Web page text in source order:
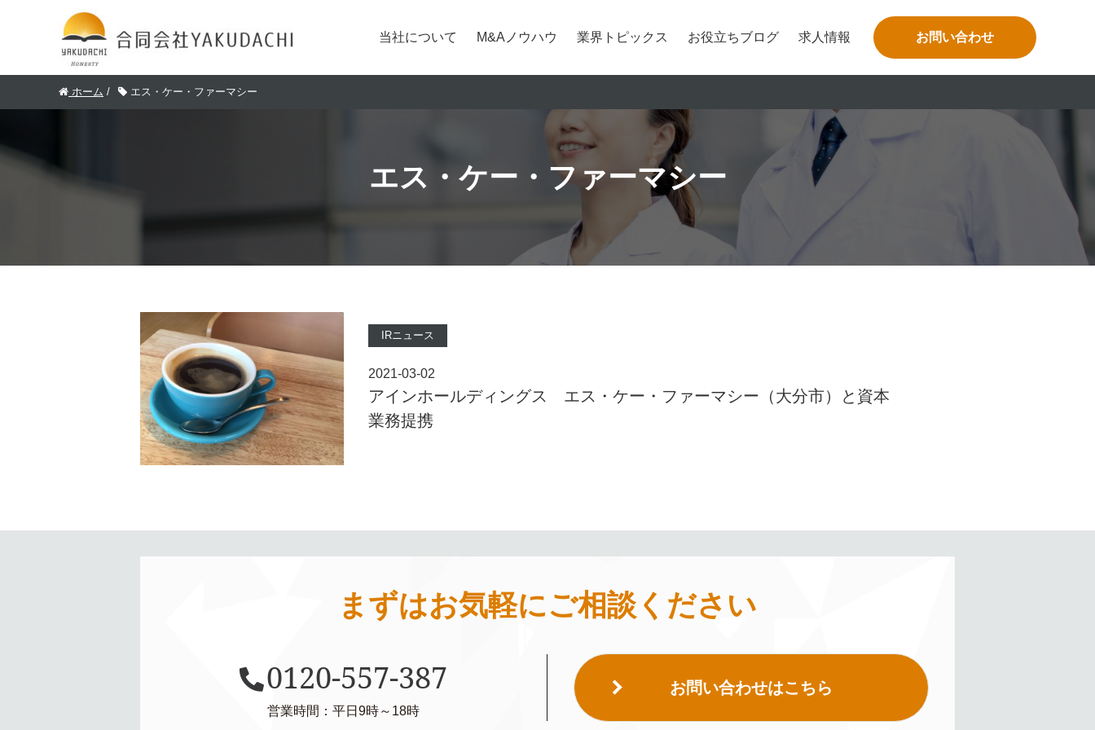
当社について M&Aノウハウ 業界トピックス お役立ちブログ 求人情報 お問い合わせ
ホーム / エス・ケー・ファーマシー
エス・ケー・ファーマシー
IRニュース
2021-03-02
アインホールディングス エス・ケー・ファーマシー（大分市）と資本
業務提携
まずはお気軽にご相談ください
0120-557-387
営業時間：平日9時～18時
お問い合わせはこちら